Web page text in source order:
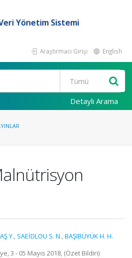
Yönetim Sistemi
Araştırmacı Girişi English
Detaylı Arama
Y., SAEİDLOU S. N.,BAŞIBÜYÜK H. H.
3 - 05 Mayıs 2018, (Özet Bildiri)